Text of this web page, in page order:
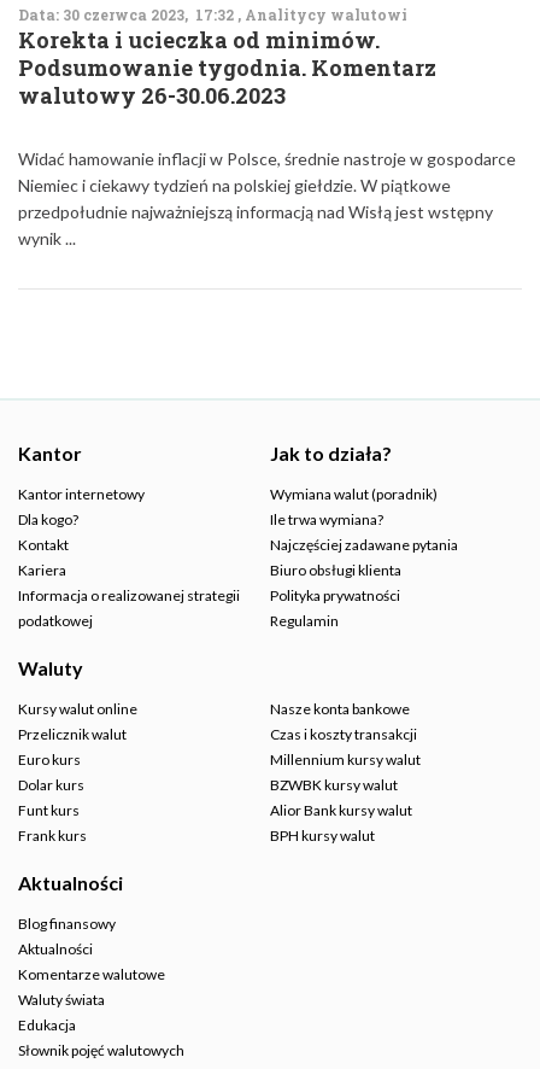
Data: 30 czerwca 2023, 17:32 , Analitycy walutowi
Korekta i ucieczka od minimów.
Podsumowanie tygodnia. Komentarz
walutowy 26-30.06.2023
Widać hamowanie inflacji w Polsce, średnie nastroje w gospodarce
Niemiec i ciekawy tydzień na polskiej giełdzie. W piątkowe
przedpołudnie najważniejszą informacją nad Wisłą jest wstępny
wynik ...
Kantor
Kantor internetowy
Dla kogo?
Kontakt
Kariera
Informacja o realizowanej strategii
podatkowej
Jak to działa?
Wymiana walut (poradnik)
Ile trwa wymiana?
Najczęściej zadawane pytania
Biuro obsługi klienta
Polityka prywatności
Regulamin
Waluty
Kursy walut online
Przelicznik walut
Euro kurs
Dolar kurs
Funt kurs
Frank kurs
Nasze konta bankowe
Czas i koszty transakcji
Millennium kursy walut
BZWBK kursy walut
Alior Bank kursy walut
BPH kursy walut
Aktualności
Blog finansowy
Aktualności
Komentarze walutowe
Waluty świata
Edukacja
Słownik pojęć walutowych